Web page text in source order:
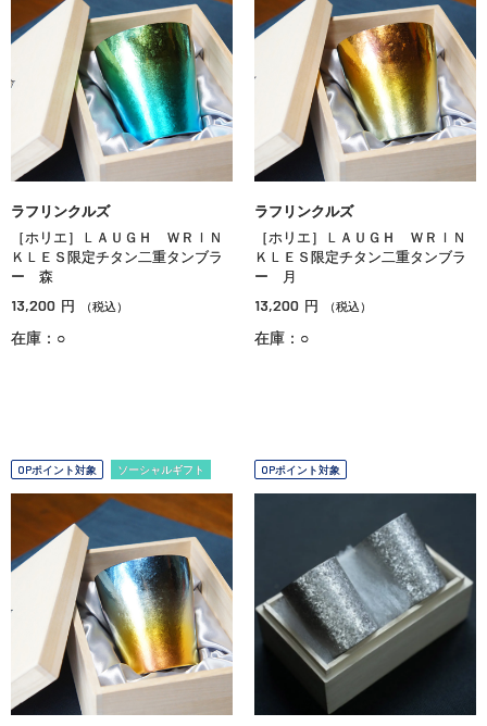
ラフリンクルズ
［ホリエ］ＬＡＵＧＨ ＷＲＩＮ
ＫＬＥＳ限定チタン二重タンブラ
ー 森
13,200 円 （税込）
在庫：○
ラフリンクルズ
［ホリエ］ＬＡＵＧＨ ＷＲＩＮ
ＫＬＥＳ限定チタン二重タンブラ
ー 月
13,200 円 （税込）
在庫：○
OPポイント対象 ソーシャルギフト OPポイント対象